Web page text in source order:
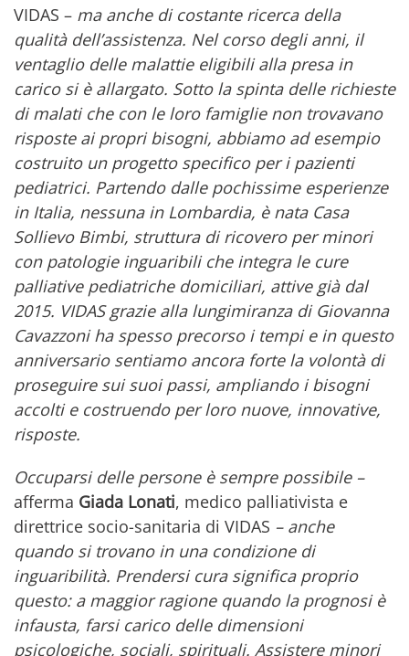
VIDAS – ma anche di costante ricerca della
qualità dell’assistenza. Nel corso degli anni, il
ventaglio delle malattie eligibili alla presa in
carico si è allargato. Sotto la spinta delle richieste
di malati che con le loro famiglie non trovavano
risposte ai propri bisogni, abbiamo ad esempio
costruito un progetto specifico per i pazienti
pediatrici. Partendo dalle pochissime esperienze
in Italia, nessuna in Lombardia, è nata Casa
Sollievo Bimbi, struttura di ricovero per minori
con patologie inguaribili che integra le cure
palliative pediatriche domiciliari, attive già dal
2015. VIDAS grazie alla lungimiranza di Giovanna
Cavazzoni ha spesso precorso i tempi e in questo
anniversario sentiamo ancora forte la volontà di
proseguire sui suoi passi, ampliando i bisogni
accolti e costruendo per loro nuove, innovative,
risposte.
Occuparsi delle persone è sempre possibile –
afferma Giada Lonati, medico palliativista e
direttrice socio-sanitaria di VIDAS – anche
quando si trovano in una condizione di
inguaribilità. Prendersi cura significa proprio
questo: a maggior ragione quando la prognosi è
infausta, farsi carico delle dimensioni
psicologiche, sociali, spirituali. Assistere minori